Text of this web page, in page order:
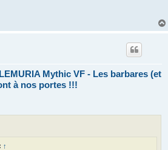
Mythic VF - Les barbares (et
à nos portes !!!
↑